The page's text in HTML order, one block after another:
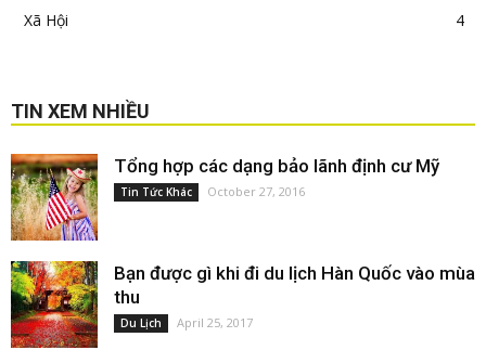
Xã Hội
4
TIN XEM NHIỀU
Tổng hợp các dạng bảo lãnh định cư Mỹ
Tin Tức Khác October 27, 2016
Bạn được gì khi đi du lịch Hàn Quốc vào mùa
thu
Du Lịch April 25, 2017